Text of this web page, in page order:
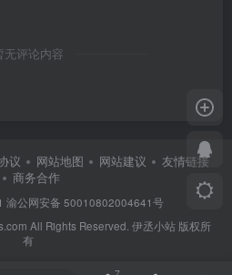
无评论内容
议 网站地图 网站建议
友情链接
商务合作
渝公网安备 50010802004641号
All Rights Reserved. 伊丞小站 版权所
有